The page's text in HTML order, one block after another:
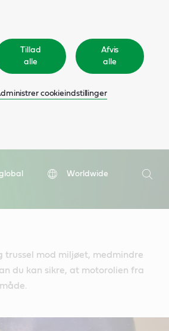
Tillad
alle
Afvis
alle
cookieindstillinger
Worldwide
Søge
trussel mod miljøet, medmindre
du kan sikre, at motorolien fra